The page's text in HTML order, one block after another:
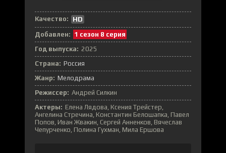
Качество:
HD
Добавлен: 1 сезон 8 серия
Год выпуска: 2025
Страна: Россия
Жанр: Мелодрама
Режиссер: Андрей Силкин
Актеры: Елена Лядова, Ксения Трейстер,
Ангелина Стречина, Константин Белошапка, Павел
Попов, Иван Жвакин, Сергей Анненков, Вячеслав
Чепурченко, Полина Гухман, Мила Ершова